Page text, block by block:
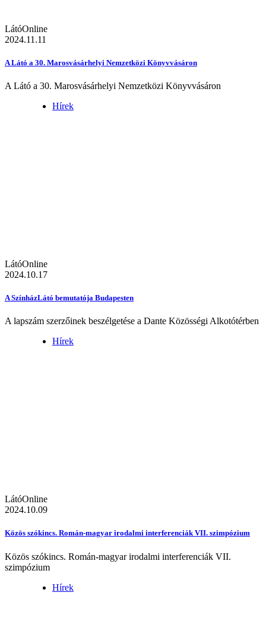
LátóOnline
2024.11.11
A Látó a 30. Marosvásárhelyi Nemzetközi Könyvvásáron
A Látó a 30. Marosvásárhelyi Nemzetközi Könyvvásáron
Hírek
LátóOnline
2024.10.17
A SzínházLátó bemutatója Budapesten
A lapszám szerzőinek beszélgetése a Dante Közösségi Alkotótérben
Hírek
LátóOnline
2024.10.09
Közös szókincs. Román-magyar irodalmi interferenciák VII. szimpózium
Közös szókincs. Román-magyar irodalmi interferenciák VII.
szimpózium
Hírek